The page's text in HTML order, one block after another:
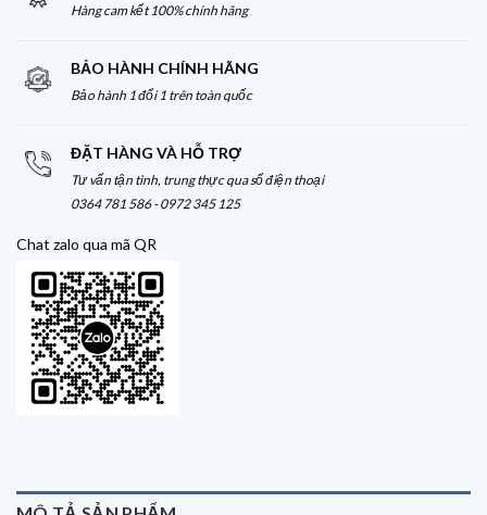
Hàng cam kết 100% chính hãng
BẢO HÀNH CHÍNH HÃNG
Bảo hành 1 đổi 1 trên toàn quốc
ĐẶT HÀNG VÀ HỖ TRỢ
Tư vấn tận tình, trung thực qua số điện thoại
0364 781 586 - 0972 345 125
Chat zalo qua mã QR